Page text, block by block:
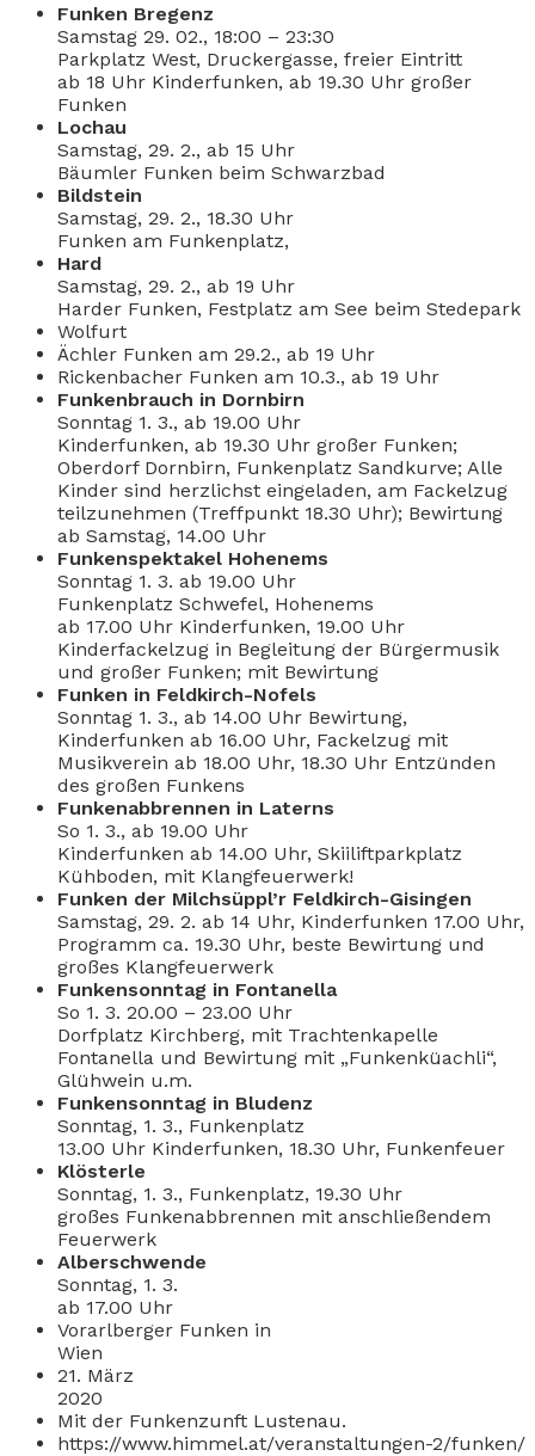
Funken Bregenz
Samstag 29. 02., 18:00 – 23:30
Parkplatz West, Druckergasse, freier Eintritt
ab 18 Uhr Kinderfunken, ab 19.30 Uhr großer
Funken
Lochau
Samstag, 29. 2., ab 15 Uhr
Bäumler Funken beim Schwarzbad
Bildstein
Samstag, 29. 2., 18.30 Uhr
Funken am Funkenplatz,
Hard
Samstag, 29. 2., ab 19 Uhr
Harder Funken, Festplatz am See beim Stedepark
Wolfurt
Ächler Funken am 29.2., ab 19 Uhr
Rickenbacher Funken am 10.3., ab 19 Uhr
Funkenbrauch in Dornbirn
Sonntag 1. 3., ab 19.00 Uhr
Kinderfunken, ab 19.30 Uhr großer Funken;
Oberdorf Dornbirn, Funkenplatz Sandkurve; Alle
Kinder sind herzlichst eingeladen, am Fackelzug
teilzunehmen (Treffpunkt 18.30 Uhr); Bewirtung
ab Samstag, 14.00 Uhr
Funkenspektakel Hohenems
Sonntag 1. 3. ab 19.00 Uhr
Funkenplatz Schwefel, Hohenems
ab 17.00 Uhr Kinderfunken, 19.00 Uhr
Kinderfackelzug in Begleitung der Bürgermusik
und großer Funken; mit Bewirtung
Funken in Feldkirch-Nofels
Sonntag 1. 3., ab 14.00 Uhr Bewirtung,
Kinderfunken ab 16.00 Uhr, Fackelzug mit
Musikverein ab 18.00 Uhr, 18.30 Uhr Entzünden
des großen Funkens
Funkenabbrennen in Laterns
So 1. 3., ab 19.00 Uhr
Kinderfunken ab 14.00 Uhr, Skiiliftparkplatz
Kühboden, mit Klangfeuerwerk!
Funken der Milchsüppl’r Feldkirch-Gisingen
Samstag, 29. 2. ab 14 Uhr, Kinderfunken 17.00 Uhr,
Programm ca. 19.30 Uhr, beste Bewirtung und
großes Klangfeuerwerk
Funkensonntag in Fontanella
So 1. 3. 20.00 – 23.00 Uhr
Dorfplatz Kirchberg, mit Trachtenkapelle
Fontanella und Bewirtung mit „Funkenküachli“,
Glühwein u.m.
Funkensonntag in Bludenz
Sonntag, 1. 3., Funkenplatz
13.00 Uhr Kinderfunken, 18.30 Uhr, Funkenfeuer
Klösterle
Sonntag, 1. 3., Funkenplatz, 19.30 Uhr
großes Funkenabbrennen mit anschließendem
Feuerwerk
Alberschwende
Sonntag, 1. 3.
ab 17.00 Uhr
Vorarlberger Funken in
Wien
21. März
Mit der Funkenzunft Lustenau.
https://www.himmel.at/veranstaltungen-2/funken/